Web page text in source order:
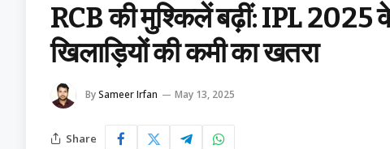
RCB की मुश्किलें बढ़ीं: IPL 2025
खिलाड़ियों की कमी का खतरा
BySameer Irfan May 13, 2025
Share